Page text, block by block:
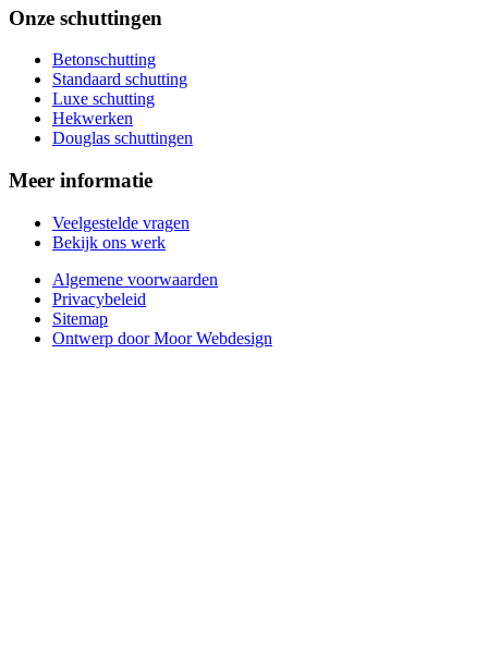
Onze schuttingen
Betonschutting
Standaard schutting
Luxe schutting
Hekwerken
Douglas schuttingen
Meer informatie
Veelgestelde vragen
Bekijk ons werk
Algemene voorwaarden
Privacybeleid
Sitemap
Ontwerp door Moor Webdesign